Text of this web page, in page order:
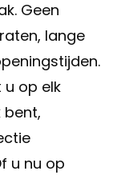
Geen
lange
u op elk
u nu op